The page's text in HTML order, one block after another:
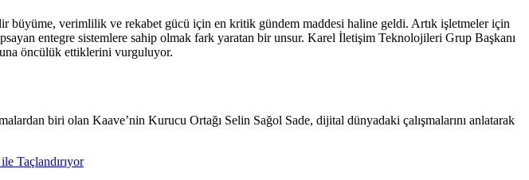
verimlilik ve rekabet gücü için en kritik gündem maddesi haline geldi. Artık işletmeler için
entegre sistemlere sahip olmak fark yaratan bir unsur. Karel İletişim Teknolojileri Grup Başkanı
öncülük ettiklerini vurguluyor.
biri olan Kaave’nin Kurucu Ortağı Selin Sağol Sade, dijital dünyadaki çalışmalarını anlatarak